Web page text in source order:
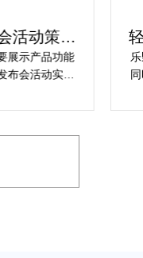
活动策划
展示产品功能
会活动实现
乏专业的产品
者关注。